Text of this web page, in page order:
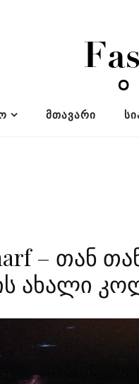
ᲛᲗᲐᲕᲐᲠᲘ
– თან
ახალი